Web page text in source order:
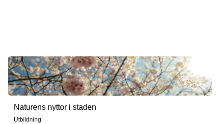
Naturens nyttor i staden
Utbildning